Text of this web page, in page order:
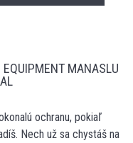
MANASLU
ochranu, pokiaľ
Nech už sa chystáš na